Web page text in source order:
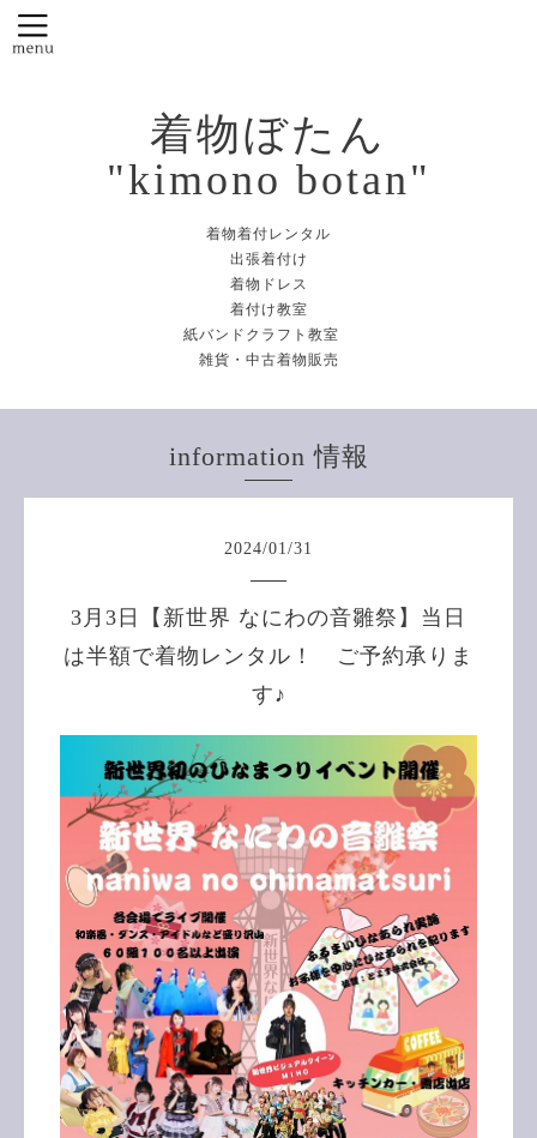
着物ぼたん
"kimono botan"
着物着付レンタル
出張着付け
着物ドレス
着付け教室
紙バンドクラフト教室
雑貨・中古着物販売
information 情報
2024/01 /31
3月3日【新世界 なにわの音雛祭】当日
は半額で着物レンタル！ ご予約承りま
す♪